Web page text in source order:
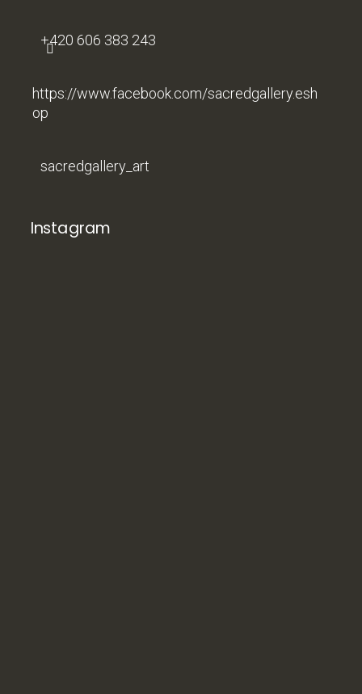
+420 606 383 243
https://www.facebook.com/sacredgallery.esh
op
sacredgallery_art
Instagram